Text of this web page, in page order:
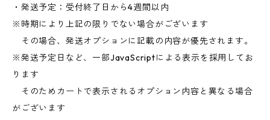
・発送予定：受付終了日から4週間以内
※時期により上記の限りでない場合がございます
その場合、発送オプションに記載の内容が優先されます。
※発送予定日など、一部JavaScriptによる表示を採用してお
ります
そのためカートで表示されるオプション内容と異なる場合
がございます